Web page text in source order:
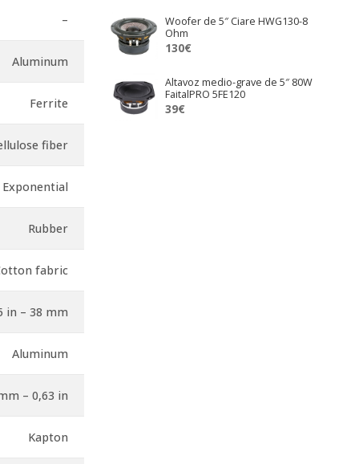
–
Aluminum
Ferrite
fiber
Exponential
Rubber
fabric
in – 38 mm
Aluminum
– 0,63 in
Kapton
era:
174€.
es:
Woofer de 5″ Ciare HWG130-8
Ohm
130€
Altavoz medio-grave de 5″ 80W
FaitalPRO 5FE120
39€